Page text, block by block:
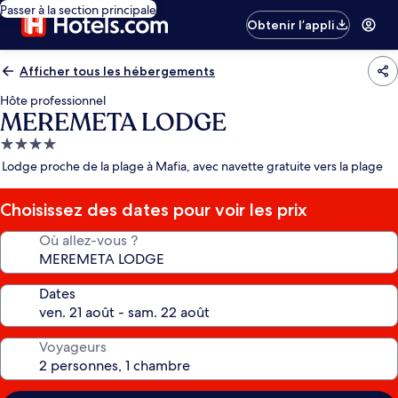
Passer à la section principale
Obtenir l’appli
Afficher tous les hébergements
Hôte professionnel
MEREMETA LODGE
Hébergement
4.0 étoiles
Lodge proche de la plage à Mafia, avec navette gratuite vers la plage
Choisissez des dates pour voir les prix
Où allez-vous ?
Dates
Voyageurs